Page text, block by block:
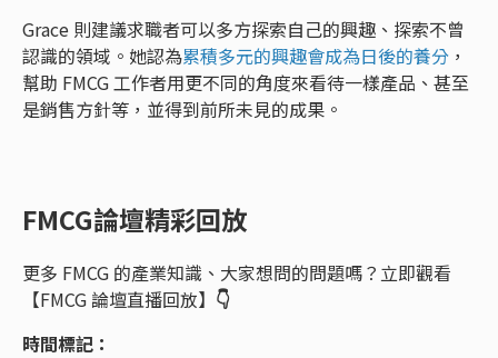
Grace 則建議求職者可以多方探索自己的興趣、探索不曾
認識的領域。她認為累積多元的興趣會成為日後的養分 ，
幫助 FMCG 工作者用更不同的角度來看待一樣產品、甚至
是銷售方針等，並得到前所未見的成果。
FMCG論壇精彩回放
更多 FMCG 的產業知識、大家想問的問題嗎？立即觀看
【FMCG 論壇直播回放】 👇
時間標記：